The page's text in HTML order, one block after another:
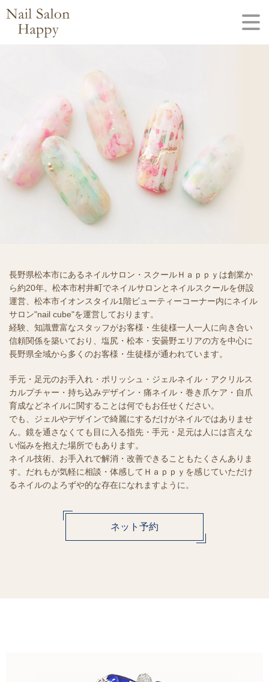
長野県松本市にあるネイルサロン・スクールＨａｐｐｙは創業か
ら約20年。松本市村井町でネイルサロンとネイルスクールを併設
運営、松本市イオンスタイル1階ビューティーコーナー内にネイル
サロン"nail cube"を運営しております。
経験、知識豊富なスタッフがお客様・生徒様一人一人に向き合い
信頼関係を築いており、塩尻・松本・安曇野エリアの方を中心に
長野県全域から多くのお客様・生徒様が通われています。
手元・足元のお手入れ・ポリッシュ・ジェルネイル・アクリルス
カルプチャー・持ち込みデザイン・痛ネイル・巻き爪ケア・自爪
育成などネイルに関することは何でもお任せください。
でも、ジェルやデザインで綺麗にするだけがネイルではありませ
ん。鏡を通さなくても目に入る指先・手元・足元は人には言えな
い悩みを抱えた場所でもあります。
ネイル技術、お手入れで解消・改善できることもたくさんありま
す。だれもが気軽に相談・体感してＨａｐｐｙを感じていただけ
るネイルのよろずや的な存在になれますように。
ネット予約